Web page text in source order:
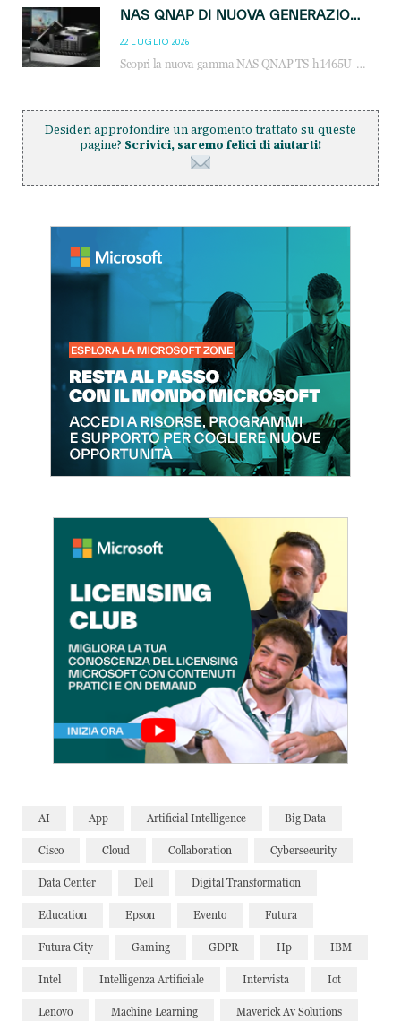
NAS QNAP DI NUOVA GENERAZIONE: PIÙ PRESTAZIONI, SCALABILITÀ E PROTEZIONE DEI DATI PER LE INFRASTRUTTURE IT MODERNE
22 LUGLIO 2026
Scopri la nuova gamma NAS QNAP TS-h1465U-RP, TS-h1065eU e TS-h665U: storage aziendale con ZFS, DDR5, E1.S NVMe e connettività 2.5GbE per backup, virtualizzazione e cybersecurity.
Desideri approfondire un argomento trattato su queste
pagine? Scrivici, saremo felici di aiutarti!
AI App Artificial Intelligence Big Data
Cisco Cloud Collaboration Cybersecurity
Data Center Dell Digital Transformation
Education Epson Evento Futura
Futura City Gaming GDPR Hp IBM
Intel Intelligenza Artificiale Intervista Iot
Lenovo Machine Learning Maverick Av Solutions